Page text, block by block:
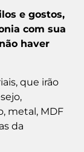
e gostos,
com sua
haver
que irão
metal, MDF
da